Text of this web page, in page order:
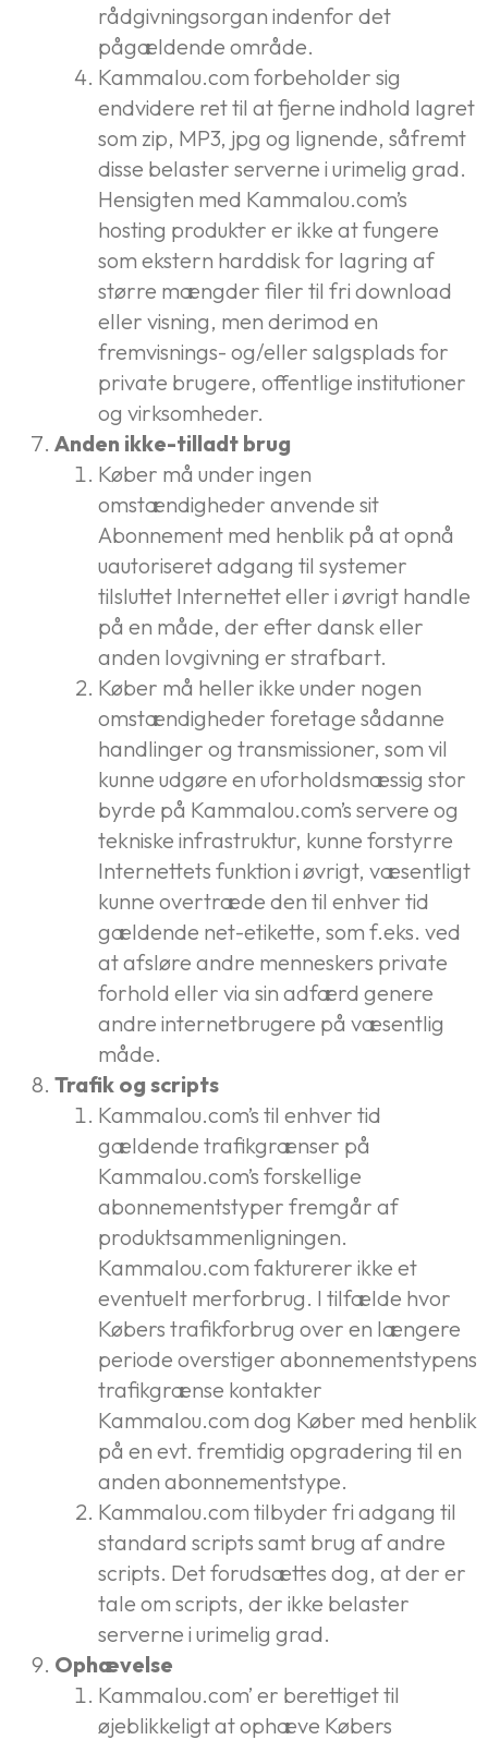
rådgivningsorgan indenfor det
pågældende område.
Kammalou.com forbeholder sig
endvidere ret til at fjerne indhold lagret
som zip, MP3, jpg og lignende, såfremt
disse belaster serverne i urimelig grad.
Hensigten med Kammalou.com’s
hosting produkter er ikke at fungere
som ekstern harddisk for lagring af
større mængder filer til fri download
eller visning, men derimod en
fremvisnings- og/eller salgsplads for
private brugere, offentlige institutioner
og virksomheder.
Anden ikke-tilladt brug
Køber må under ingen
omstændigheder anvende sit
Abonnement med henblik på at opnå
uautoriseret adgang til systemer
tilsluttet Internettet eller i øvrigt handle
på en måde, der efter dansk eller
anden lovgivning er strafbart.
Køber må heller ikke under nogen
omstændigheder foretage sådanne
handlinger og transmissioner, som vil
kunne udgøre en uforholdsmæssig stor
byrde på Kammalou.com’s servere og
tekniske infrastruktur, kunne forstyrre
Internettets funktion i øvrigt, væsentligt
kunne overtræde den til enhver tid
gældende net-etikette, som f.eks. ved
at afsløre andre menneskers private
forhold eller via sin adfærd genere
andre internetbrugere på væsentlig
måde.
Trafik og scripts
Kammalou.com’s til enhver tid
gældende trafikgrænser på
Kammalou.com’s forskellige
abonnementstyper fremgår af
produktsammenligningen.
Kammalou.com fakturerer ikke et
eventuelt merforbrug. I tilfælde hvor
Købers trafikforbrug over en længere
periode overstiger abonnementstypens
trafikgrænse kontakter
Kammalou.com dog Køber med henblik
på en evt. fremtidig opgradering til en
anden abonnementstype.
Kammalou.com tilbyder fri adgang til
standard scripts samt brug af andre
scripts. Det forudsættes dog, at der er
tale om scripts, der ikke belaster
serverne i urimelig grad.
Ophævelse
Kammalou.com’ er berettiget til
øjeblikkeligt at ophæve Købers